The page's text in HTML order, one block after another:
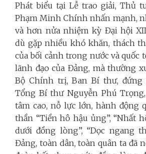
Phát biểu tại Lễ trao giải, Thủ
Phạm Minh Chính nhấn mạnh,
và hơn nửa nhiệm kỳ Đại hội
dù gặp nhiều khó khăn, thách
của bối cảnh trong nước và quốc
lãnh đạo của Đảng, mà thường
Bộ Chính trị, Ban Bí thư, đứng
Tổng Bí thư Nguyễn Phú
tâm cao, nỗ lực lớn, hành động
thần “Tiền hô hậu ủng”, “Nhất
dưới đồng lòng”, “Dọc ngang
Đảng, toàn dân, toàn quân ta đã